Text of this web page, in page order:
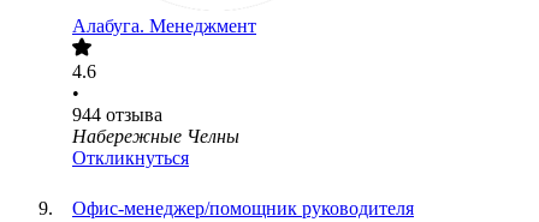
Алабуга. Менеджмент
4.6
•
944 отзыва
Набережные Челны
Откликнуться
Офис-менеджер/помощник руководителя